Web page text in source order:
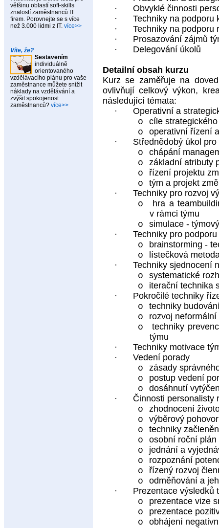
většinu oblastí soft-skills
znalostí zaměstnanců IT
firem. Porovnejte se s více
než 3.000 lidmi z IT. více>>
Víte, že?
Sestavením
individuálně
orientovaného
vzdělávacího plánu pro vaše
zaměstnance můžete snížit
náklady na vzdělávání a
zvýšit spokojenost
zaměstnanců? více>>
·
Obvyklé činnosti
·
Techniky na podporu
·
Techniky na podporu
·
Prosazování zájmů
·
Delegování úkolů
Detailní obsah kurzu
Kurz se zaměřuje na
ovlivňují celkový výkon,
následující témata:
·
Operativní a
o
cíle
o
operativní řízení
·
Střednědobý úkol
o
chápání
o
základní atributy
o
řízení projektu
o
tým a projekt
·
Techniky pro rozvoj
o
hra a
v rámci týmu
o
simulace -
·
Techniky pro
o
brainstorming -
o
lístečková
·
Techniky sjednocení
o
systematické
o
iterační technika
·
Pokročilé techniky
o
techniky
o
rozvoj
o
techniky
týmu
·
Techniky motivace
·
Vedení porady
o
zásady
o
postup vedení
o
dosáhnutí
·
Činnosti personalisty
o
zhodnocení
o
výběrový
o
techniky
o
osobní roční
o
jednání a
o
rozpoznání
o
řízený rozvoj
o
odměňování a
·
Prezentace výsledků
o
prezentace vize
o
prezentace
o
obhájení